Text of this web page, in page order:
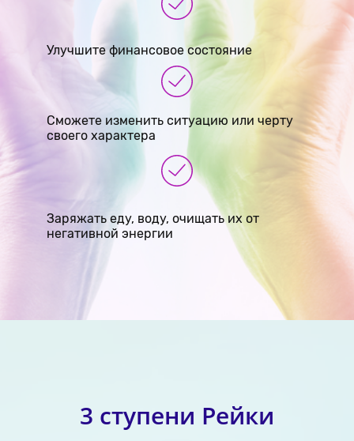
Улучшите финансовое состояние
Сможете изменить ситуацию или черту
своего характера
Заряжать еду, воду, очищать их от
негативной энергии
3 ступени Рейки